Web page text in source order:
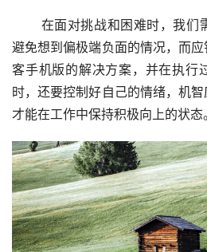
避免想到偏极端负面的情况，而
客手机版的解决方案，并在执行
时，还要控制好自己的情绪，机
才能在工作中保持积极向上的状态。